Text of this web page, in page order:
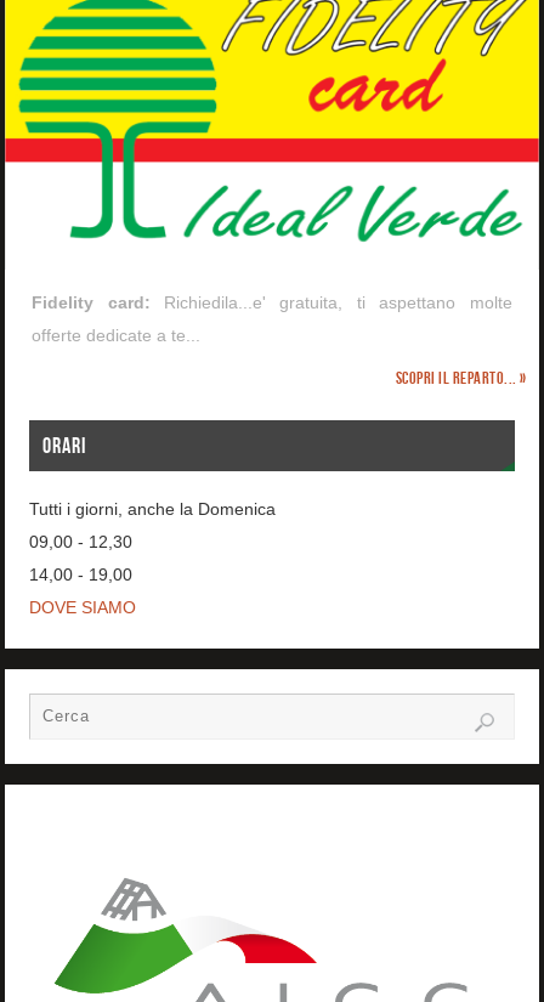
Fidelity card: Richiedila...e' gratuita, ti aspettano molte
offerte dedicate a te...
Scopri il reparto... »
ORARI
Tutti i giorni, anche la Domenica
09,00 - 12,30
14,00 - 19,00
DOVE SIAMO